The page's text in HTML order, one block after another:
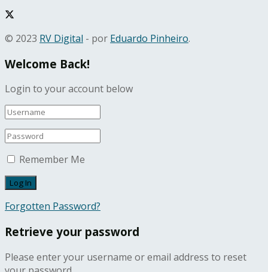
© 2023 RV Digital - por Eduardo Pinheiro.
Welcome Back!
Login to your account below
Remember Me
Forgotten Password?
Retrieve your password
Please enter your username or email address to reset